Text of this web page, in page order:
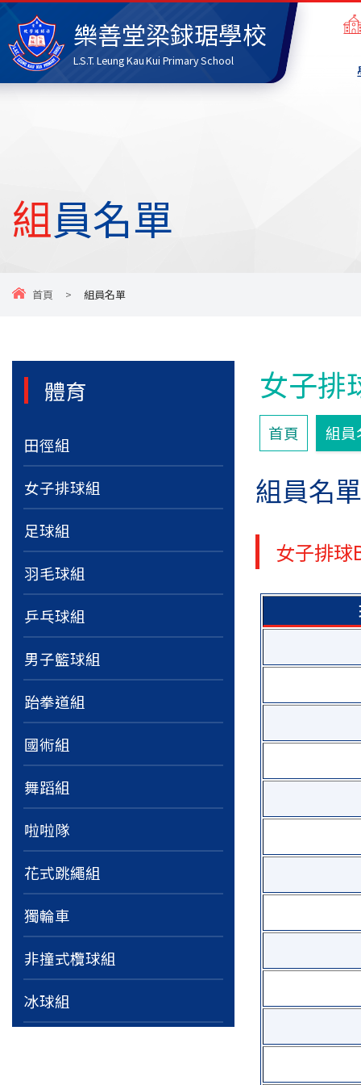
樂善堂梁銶琚學校
L.S.T. Leung Kau Kui Primary School
組員名單
首頁 > 組員名單
女子排
首頁 組員
組員名
女子排球
體育
田徑組
女子排球組
足球組
羽毛球組
乒乓球組
男子籃球組
跆拳道組
國術組
舞蹈組
啦啦隊
花式跳繩組
獨輪車
非撞式欖球組
冰球組